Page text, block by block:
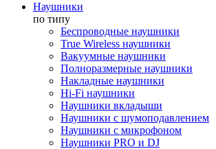
Наушники
по типу
Беспроводные наушники
True Wireless наушники
Вакуумные наушники
Полноразмерные наушники
Накладные наушники
Hi-Fi наушники
Наушники вкладыши
Наушники с шумоподавлением
Наушники с микрофоном
Наушники PRO и DJ